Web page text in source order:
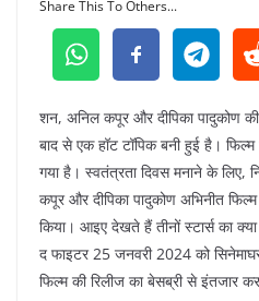
Share This To Others...
शन, अनिल कपूर और दीपिका पादुकोण
बाद से एक हॉट टॉपिक बनी हुई है। फिल्म
गया है। स्वतंत्रता दिवस मनाने के लिए,
कपूर और दीपिका पादुकोण अभिनीत
किया। आइए देखते हैं तीनों स्टार्स का
द फाइटर 25 जनवरी 2024 को
फिल्म की रिलीज का बेसब्री से इंतजार